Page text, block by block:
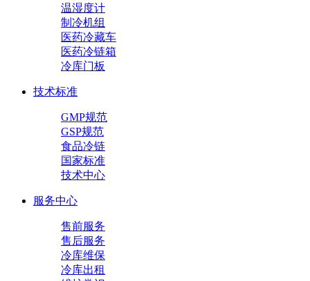
温湿度计
制冷机组
医药冷藏车
医药冷链箱
冷库门板
技术标准
GMP规范
GSP规范
食品冷链
国家标准
技术中心
服务中心
售前服务
售后服务
冷库维保
冷库出租